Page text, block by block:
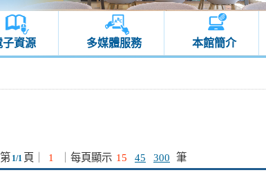
子資源 多媒體服務 本館簡介
1/1 頁 1 每頁顯示 15 45 300 筆